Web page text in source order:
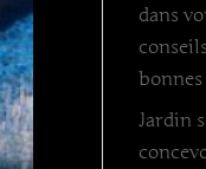
dans
Jardin